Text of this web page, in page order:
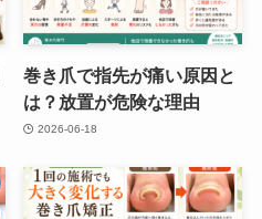
巻き爪で指先が痛い原因と
は？放置が危険な理由
2026-06-18